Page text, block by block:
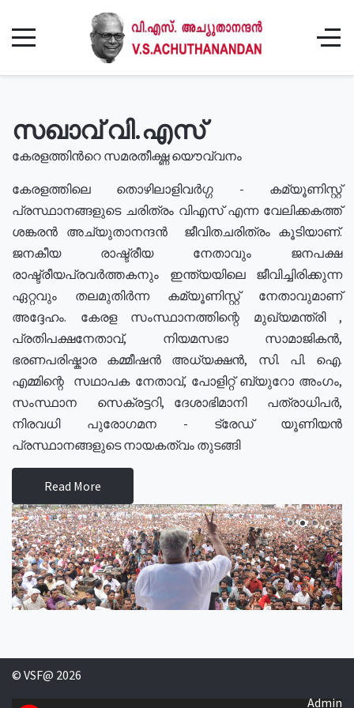
സഖാവ് വി.എസ്
കേരളത്തിൻറെ സമരതീക്ഷ്ണ യൌവ്വനം
കേരളത്തിലെ തൊഴിലാളിവർഗ്ഗ - കമ്യൂണിസ്റ്റ്
പ്രസ്ഥാനങ്ങളുടെ ചരിത്രം വിഎസ് എന്ന വേലിക്കകത്ത്
ശങ്കരൻ അച്യുതാനന്ദൻ ജീവിതചരിത്രം കൂടിയാണ്.
ജനകീയ രാഷ്ട്രീയ നേതാവും ജനപക്ഷ
രാഷ്ട്രീയപ്രവർത്തകനും ഇന്ത്യയിലെ ജീവിച്ചിരിക്കുന്ന
ഏറ്റവും തലമുതിർന്ന കമ്യൂണിസ്റ്റ് നേതാവുമാണ്
അദ്ദേഹം. കേരള സംസ്ഥാനത്തിന്റെ മുഖ്യമന്ത്രി ,
പ്രതിപക്ഷനേതാവ്, നിയമസഭാ സാമാജികൻ,
ഭരണപരിഷ്കാര കമ്മീഷൻ അധ്യക്ഷൻ, സി. പി. ഐ.
എമ്മിന്റെ സഥാപക നേതാവ്, പോളിറ്റ് ബ്യുറോ അംഗം,
സംസ്ഥാന സെക്രട്ടറി, ദേശാഭിമാനി പത്രാധിപർ,
നിരവധി പുരോഗമന - ട്രേഡ് യൂണിയൻ
പ്രസ്ഥാനങ്ങളുടെ നായകത്വം തുടങ്ങി
Read More
© VSF@ 2026
Admin